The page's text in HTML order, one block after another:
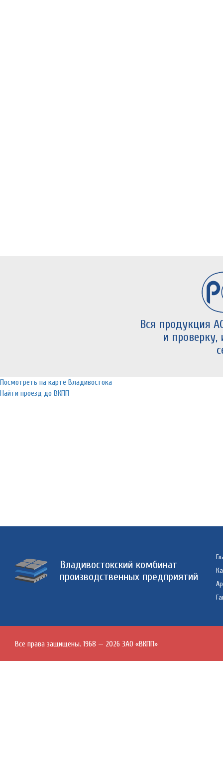
Вся продукция
и проверку,
Посмотреть на карте Владивостока
Найти проезд до ВКПП
Владивостокский комбинат
производственных предприятий
Все права защищены. 1968 — 2026 ЗАО «ВКПП»